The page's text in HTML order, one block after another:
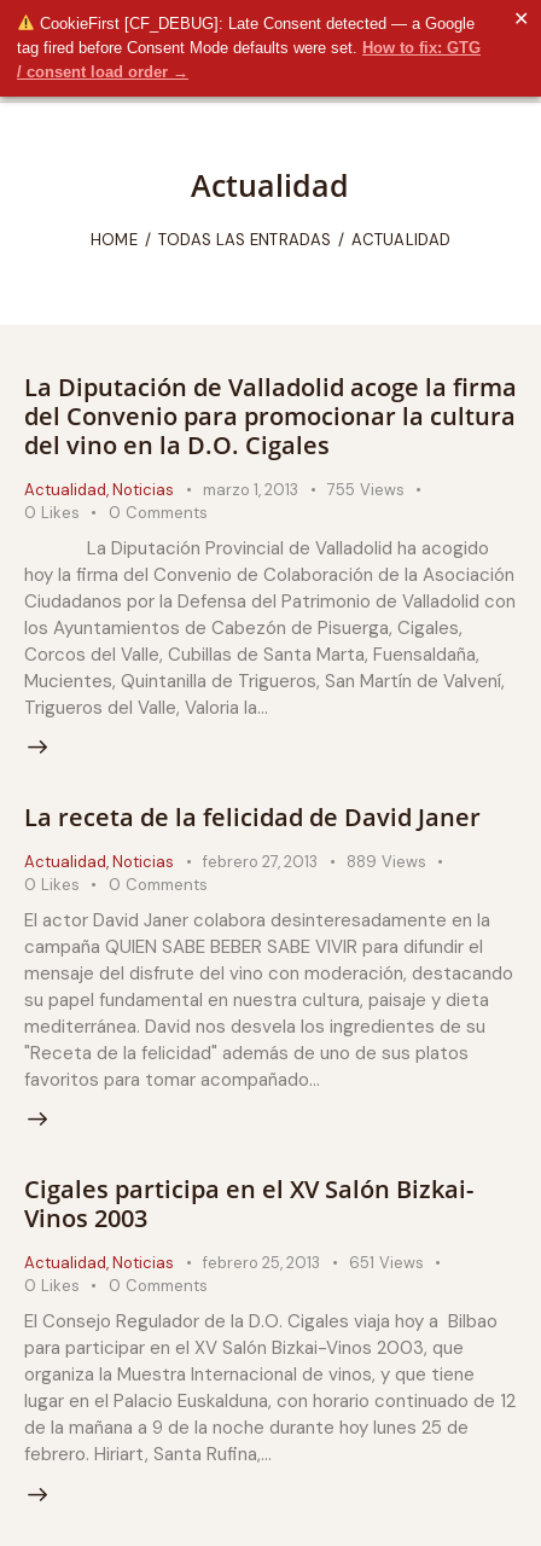
CookieFirst [CF_DEBUG]: Late Consent detected — a Google
tag fired before Consent Mode defaults were set. How to fix: GTG
/ consent load order →
✕
Actualidad
HOME TODAS LAS ENTRADAS ACTUALIDAD
La Diputación de Valladolid acoge la firma
del Convenio para promocionar la cultura
del vino en la D.O. Cigales
Actualidad,Noticias marzo 1, 2013 755 Views
0 Likes 0 Comments
La Diputación Provincial de Valladolid ha acogido
hoy la firma del Convenio de Colaboración de la Asociación
Ciudadanos por la Defensa del Patrimonio de Valladolid con
los Ayuntamientos de Cabezón de Pisuerga, Cigales,
Corcos del Valle, Cubillas de Santa Marta, Fuensaldaña,
Mucientes, Quintanilla de Trigueros, San Martín de Valvení,
Trigueros del Valle, Valoria la…
La receta de la felicidad de David Janer
Actualidad,Noticias febrero 27, 2013 889 Views
0 Likes 0 Comments
El actor David Janer colabora desinteresadamente en la
campaña QUIEN SABE BEBER SABE VIVIR para difundir el
mensaje del disfrute del vino con moderación, destacando
su papel fundamental en nuestra cultura, paisaje y dieta
mediterránea. David nos desvela los ingredientes de su
"Receta de la felicidad" además de uno de sus platos
favoritos para tomar acompañado…
Cigales participa en el XV Salón Bizkai-
Vinos 2003
Actualidad,Noticias febrero 25, 2013 651 Views
0 Likes 0 Comments
El Consejo Regulador de la D.O. Cigales viaja hoy a Bilbao
para participar en el XV Salón Bizkai-Vinos 2003, que
organiza la Muestra Internacional de vinos, y que tiene
lugar en el Palacio Euskalduna, con horario continuado de 12
de la mañana a 9 de la noche durante hoy lunes 25 de
febrero. Hiriart, Santa Rufina,…